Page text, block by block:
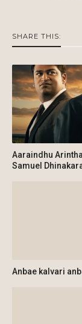
SHARE THIS:
Aaraindhu
Samuel
Anbae kalvari